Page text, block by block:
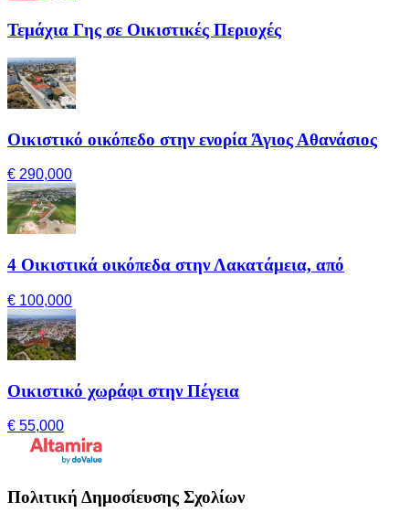
Τεμάχια Γης σε Οικιστικές Περιοχές
Οικιστικό οικόπεδο στην ενορία Άγιος Αθανάσιος
€ 290,000
4 Οικιστικά οικόπεδα στην Λακατάμεια, από
€ 100,000
Οικιστικό χωράφι στην Πέγεια
€ 55,000
Πολιτική Δημοσίευσης Σχολίων